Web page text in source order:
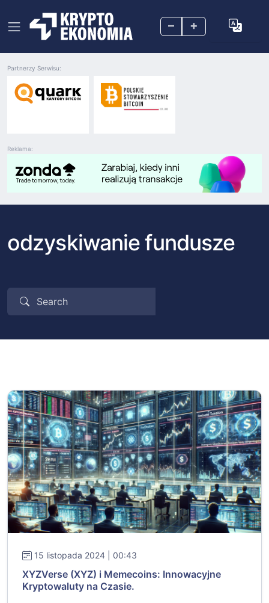
– +
Reklama:
Partnerzy Serwisu:
odzyskiwanie fundusze
15 listopada 2024 | 00:43
XYZVerse (XYZ) i Memecoins: Innowacyjne
Kryptowaluty na Czasie.